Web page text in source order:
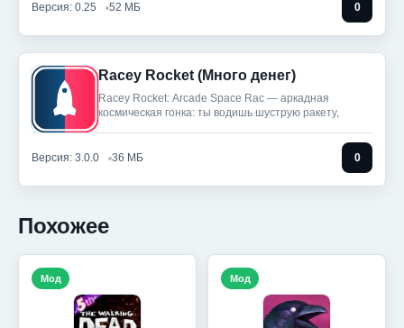
Версия: 0.25 52 МБ 0
Racey Rocket (Много денег)
Racey Rocket: Arcade Space Rac — аркадная
космическая гонка: ты водишь шуструю ракету,
Версия: 3.0.0 36 МБ 0
Похожее
Мод Мод